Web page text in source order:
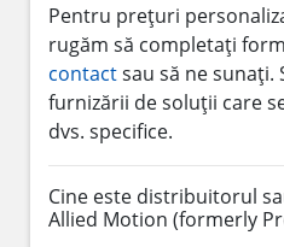
Pentru prețuri
rugăm să completați
contactsau să ne sunați.
furnizării de soluții care
dvs. specifice.
Cine este distribuitorul
Allied Motion (formerly